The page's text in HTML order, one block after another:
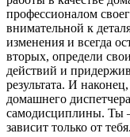
профессионалом
внимательной к
изменения и всегда
вторых, определи
действий и
результата. И
домашнего
самодисциплины. Ты
зависит только от тебя.